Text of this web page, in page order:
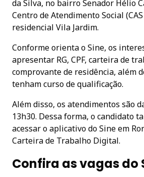
da Silva, no bairro Senador Hélio
Centro de Atendimento Social
residencial Vila Jardim.
Conforme orienta o Sine, os
apresentar RG, CPF, carteira de
comprovante de residência, além
tenham curso de qualificação.
Além disso, os atendimentos são
13h30. Dessa forma, o candidato
acessar o aplicativo do Sine em
Carteira de Trabalho Digital.
Confira as vagas do